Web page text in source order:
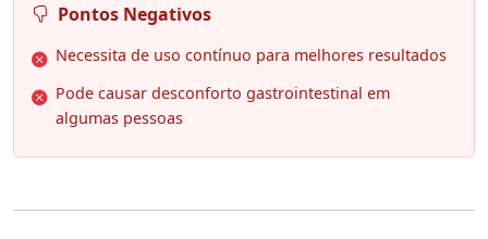
Pontos Negativos
Necessita de uso contínuo para melhores resultados
Pode causar desconforto gastrointestinal em
algumas pessoas